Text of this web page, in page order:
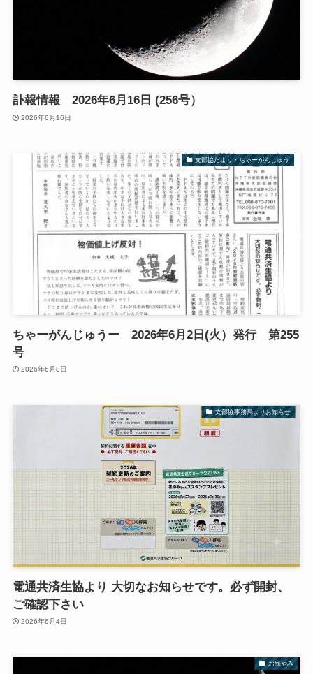
訃報情報 2026年6月16日 (256号）
2026年6月16日
支部協だより・ちゃーがんじゅう
ちゃーがんじゅうー 2026年6月2日(火）発行 第255
号
2026年6月8日
支部協事務局よりお知らせ
電通共済生協より 大切なお知らせです。必ず開封、
ご確認下さい
2026年6月4日
お悔やみ